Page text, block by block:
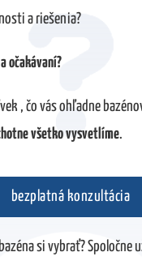
a riešenia?
očakávaní?
, čo vás ohľadne
všetko vysvetlíme.
bezplatná konzultácia
si vybrať? Spoločne